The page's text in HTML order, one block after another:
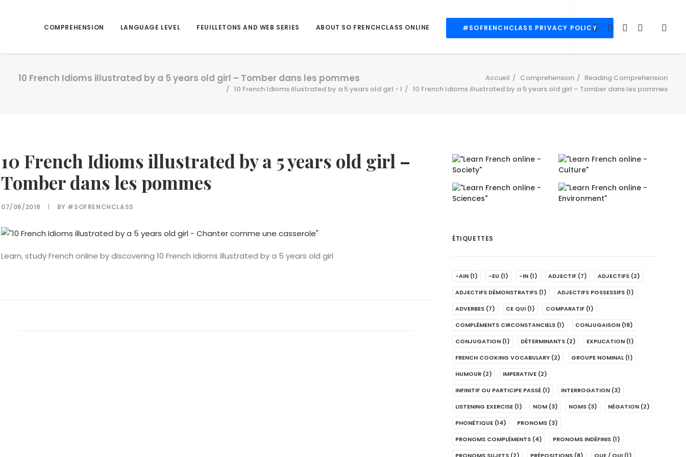
COMPREHENSION LANGUAGE LEVEL FEUILLETONS AND WEB SERIES ABOUT SO FRENCHCLASS ONLINE #SOFRENCHCLASS PRIVACY POLICY
10 French Idioms illustrated by a 5 years old girl – Tomber dans les pommes Accueil Comprehension
Reading Comprehension
10 French Idioms illustrated by a 5 years old girl - I
10 French Idioms illustrated by a 5 years old girl – Tomber dans les pommes
10 French Idioms illustrated by a 5 years old girl –
Tomber dans les pommes
07/06/2018 | BY #SOFRENCHCLASS
Learn, study French online by discovering 10 French Idioms illustrated by a 5 years old girl
ÉTIQUETTES
-AIN (1) -EU (1) -IN (1) ADJECTIF (7) ADJECTIFS (2)
ADJECTIFS DÉMONSTRATIFS (1) ADJECTIFS POSSESSIFS (1)
ADVERBES (7) CE QUI (1) COMPARATIF (1)
COMPLÉMENTS CIRCONSTANCIELS (1) CONJUGAISON (18)
CONJUGATION (1) DÉTERMINANTS (2) EXPLICATION (1)
FRENCH COOKING VOCABULARY (2) GROUPE NOMINAL (1)
HUMOUR (2) IMPERATIVE (2)
INFINITIF OU PARTICIPE PASSÉ (1) INTERROGATION (3)
LISTENING EXERCISE (1) NOM (3) NOMS (3) NÉGATION (2)
PHONÉTIQUE (14) PRONOMS (3)
PRONOMS COMPLÉMENTS (4) PRONOMS INDÉFINIS (1)